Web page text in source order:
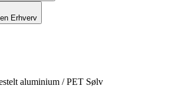
Erhverv
aluminium / PET Sølv